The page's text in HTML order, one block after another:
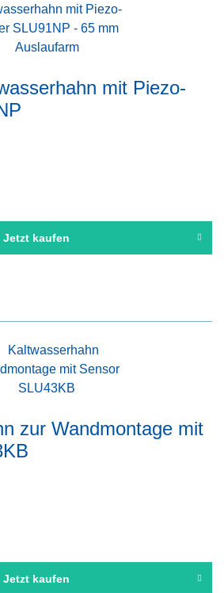
mit Piezo-
Jetzt kaufen
zur Wandmontage mit
Jetzt kaufen